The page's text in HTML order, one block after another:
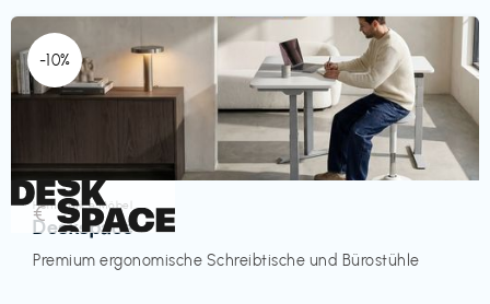
-10%
Homeoffice Möbel
Deskspace
Premium ergonomische Schreibtische und Bürostühle
€‎